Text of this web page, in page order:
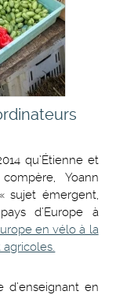
qu’Étienne et
Yoann
sujet émergent,
d’Europe à
en vélo à la
d’enseignant en